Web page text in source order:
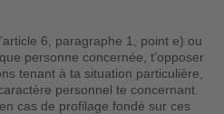
6, paragraphe 1, point e) ou
personne concernée, t’opposer
tenant à ta situation particulière,
personnel te concernant.
cas de profilage fondé sur ces